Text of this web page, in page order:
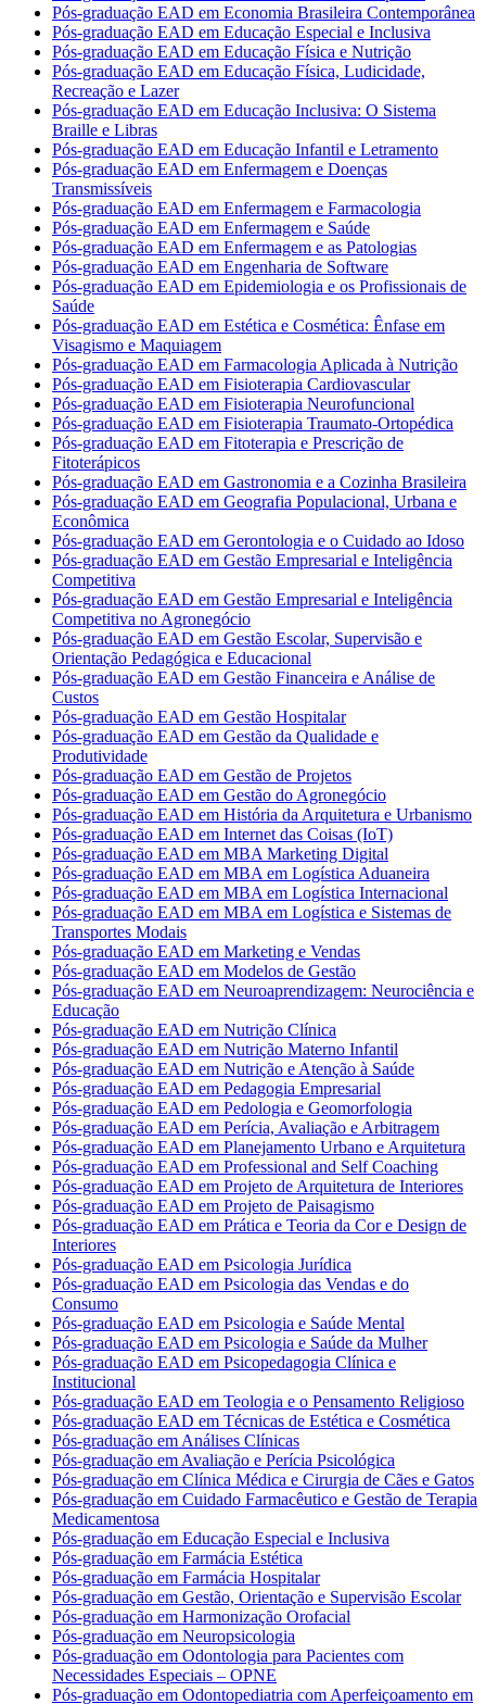
Pós-graduação EAD em Economia Brasileira Contemporânea
Pós-graduação EAD em Educação Especial e Inclusiva
Pós-graduação EAD em Educação Física e Nutrição
Pós-graduação EAD em Educação Física, Ludicidade,
Recreação e Lazer
Pós-graduação EAD em Educação Inclusiva: O Sistema
Braille e Libras
Pós-graduação EAD em Educação Infantil e Letramento
Pós-graduação EAD em Enfermagem e Doenças
Transmissíveis
Pós-graduação EAD em Enfermagem e Farmacologia
Pós-graduação EAD em Enfermagem e Saúde
Pós-graduação EAD em Enfermagem e as Patologias
Pós-graduação EAD em Engenharia de Software
Pós-graduação EAD em Epidemiologia e os Profissionais de
Saúde
Pós-graduação EAD em Estética e Cosmética: Ênfase em
Visagismo e Maquiagem
Pós-graduação EAD em Farmacologia Aplicada à Nutrição
Pós-graduação EAD em Fisioterapia Cardiovascular
Pós-graduação EAD em Fisioterapia Neurofuncional
Pós-graduação EAD em Fisioterapia Traumato-Ortopédica
Pós-graduação EAD em Fitoterapia e Prescrição de
Fitoterápicos
Pós-graduação EAD em Gastronomia e a Cozinha Brasileira
Pós-graduação EAD em Geografia Populacional, Urbana e
Econômica
Pós-graduação EAD em Gerontologia e o Cuidado ao Idoso
Pós-graduação EAD em Gestão Empresarial e Inteligência
Competitiva
Pós-graduação EAD em Gestão Empresarial e Inteligência
Competitiva no Agronegócio
Pós-graduação EAD em Gestão Escolar, Supervisão e
Orientação Pedagógica e Educacional
Pós-graduação EAD em Gestão Financeira e Análise de
Custos
Pós-graduação EAD em Gestão Hospitalar
Pós-graduação EAD em Gestão da Qualidade e
Produtividade
Pós-graduação EAD em Gestão de Projetos
Pós-graduação EAD em Gestão do Agronegócio
Pós-graduação EAD em História da Arquitetura e Urbanismo
Pós-graduação EAD em Internet das Coisas (IoT)
Pós-graduação EAD em MBA Marketing Digital
Pós-graduação EAD em MBA em Logística Aduaneira
Pós-graduação EAD em MBA em Logística Internacional
Pós-graduação EAD em MBA em Logística e Sistemas de
Transportes Modais
Pós-graduação EAD em Marketing e Vendas
Pós-graduação EAD em Modelos de Gestão
Pós-graduação EAD em Neuroaprendizagem: Neurociência e
Educação
Pós-graduação EAD em Nutrição Clínica
Pós-graduação EAD em Nutrição Materno Infantil
Pós-graduação EAD em Nutrição e Atenção à Saúde
Pós-graduação EAD em Pedagogia Empresarial
Pós-graduação EAD em Pedologia e Geomorfologia
Pós-graduação EAD em Perícia, Avaliação e Arbitragem
Pós-graduação EAD em Planejamento Urbano e Arquitetura
Pós-graduação EAD em Professional and Self Coaching
Pós-graduação EAD em Projeto de Arquitetura de Interiores
Pós-graduação EAD em Projeto de Paisagismo
Pós-graduação EAD em Prática e Teoria da Cor e Design de
Interiores
Pós-graduação EAD em Psicologia Jurídica
Pós-graduação EAD em Psicologia das Vendas e do
Consumo
Pós-graduação EAD em Psicologia e Saúde Mental
Pós-graduação EAD em Psicologia e Saúde da Mulher
Pós-graduação EAD em Psicopedagogia Clínica e
Institucional
Pós-graduação EAD em Teologia e o Pensamento Religioso
Pós-graduação EAD em Técnicas de Estética e Cosmética
Pós-graduação em Análises Clínicas
Pós-graduação em Avaliação e Perícia Psicológica
Pós-graduação em Clínica Médica e Cirurgia de Cães e Gatos
Pós-graduação em Cuidado Farmacêutico e Gestão de Terapia
Medicamentosa
Pós-graduação em Educação Especial e Inclusiva
Pós-graduação em Farmácia Estética
Pós-graduação em Farmácia Hospitalar
Pós-graduação em Gestão, Orientação e Supervisão Escolar
Pós-graduação em Harmonização Orofacial
Pós-graduação em Neuropsicologia
Pós-graduação em Odontologia para Pacientes com
Necessidades Especiais – OPNE
Pós-graduação em Odontopediatria com Aperfeiçoamento em